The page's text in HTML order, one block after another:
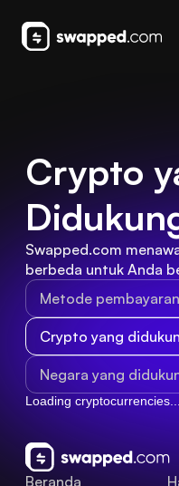
Crypto
Swapped.com
berbeda untuk Anda
Metode pembayaran
Crypto yang
Negara yang
Loading cryptocurrencies...
Beranda